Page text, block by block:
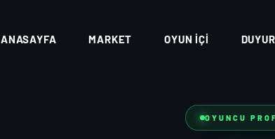
ANASAYFA MARKET OYUN İÇI
OYUNCU